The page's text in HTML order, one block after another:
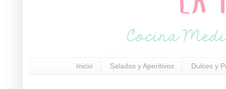
Inicio Salados y Aperitivos Dulces y